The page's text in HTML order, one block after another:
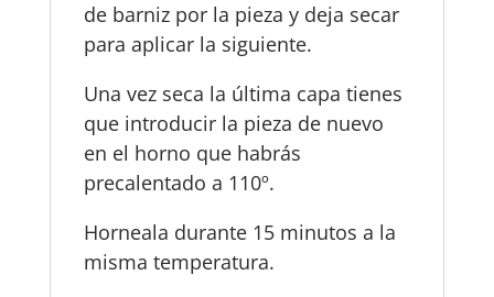
de barniz por la pieza y deja secar
para aplicar la siguiente.
Una vez seca la última capa tienes
que introducir la pieza de nuevo
en el horno que habrás
precalentado a 110º.
Horneala durante 15 minutos a la
misma temperatura.